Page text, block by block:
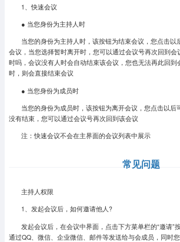
1、快速会议
● 当您身份为主持人时
当您的身份为主持人时，该按钮为结束会议，您点击以
会议，当您选择暂时离开时，您可以通过会议号再次回到
时吗，会议没有人时会自动结束该会议，您也无法再此回到
时，则会直接结束会议
● 当您身份为成员时
当您的身份为成员时，该按钮为离开会议，您点击以后
没有结束，您可以通过会议号再次回到该会议
注：快速会议不会在主界面的会议列表中展示
常见问题
主持人权限
1、发起会议后，如何邀请他人?
发起会议后，在会议中界面，点击下方菜单栏的“邀请”
通过QQ、微信、企业微信、邮件等发送给与会成员，同时